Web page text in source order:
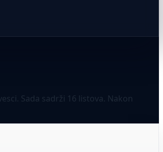
Sada sadrži 16 listova. Nakon